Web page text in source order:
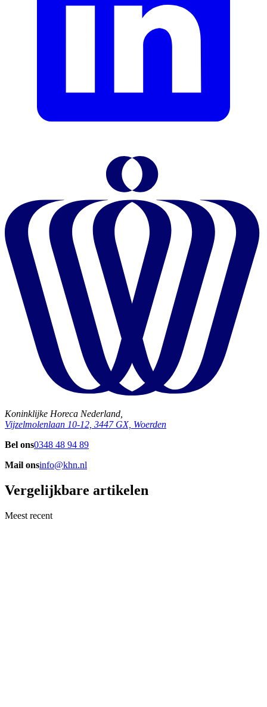
Koninklijke Horeca Nederland,
Vijzelmolenlaan 10-12, 3447 GX, Woerden
Bel ons0348 48 94 89
Mail onsinfo@khn.nl
Vergelijkbare artikelen
Meest recent